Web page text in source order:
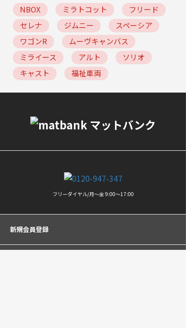
NBOX ミラトコット
フリード
セレナ
ジムニー
スペーシア
ワゴンR
ムーヴキャンバス
ミライース
アルト
ソリオ
キャスト
福祉車両
フリーダイヤル/月〜金 9:00〜17:00
新規会員登録